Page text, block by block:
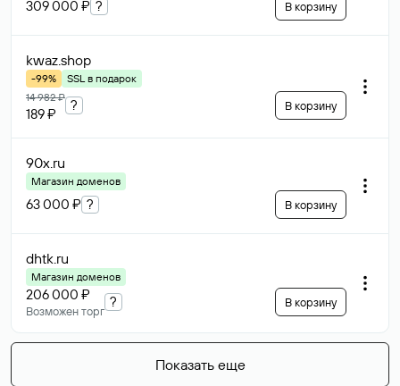
309 000 ₽ ? В корзину
kwaz.shop
-99%
SSL в подарок
14 982 ₽
189 ₽
? В корзину
90x.ru
Магазин доменов
63 000 ₽ ? В корзину
dhtk.ru
Магазин доменов
206 000 ₽
Возможен торг
? В корзину
Показать еще